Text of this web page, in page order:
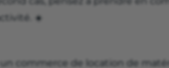
☀️
commerce de location de